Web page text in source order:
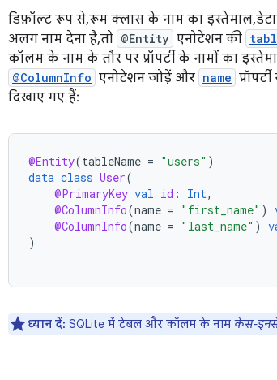
डिफ़ॉल्ट रूप से, रूम क्लास के नाम का इस्तेमाल,
अलग नाम देना है, तो @Entity एनोटेशन की
कॉलम के नाम के तौर पर प्रॉपर्टी के नामों का
@ColumnInfo एनोटेशन जोड़ें और name
दिखाए गए हैं:
@Entity(tableName = "users" )
data class User(
@PrimaryKey val id : Int,
@ColumnInfo(name = "first_name" )
@ColumnInfo(name = "last_name" )
)
ध्यान दें: SQLite में टेबल और कॉलम के नाम केस-